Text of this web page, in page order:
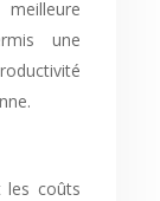
une
les coûts